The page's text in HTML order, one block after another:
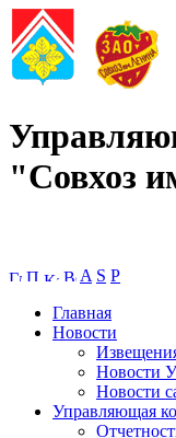
"Совхоз
A S P
Главная
Новости
Новости
Новости
Управляющая